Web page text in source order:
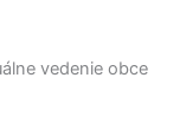
vedenie obce